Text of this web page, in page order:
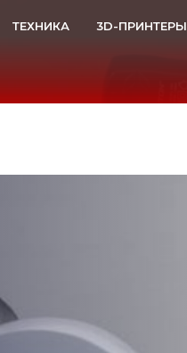
ТЕХНИКА 3D-ПРИНТЕРЫ